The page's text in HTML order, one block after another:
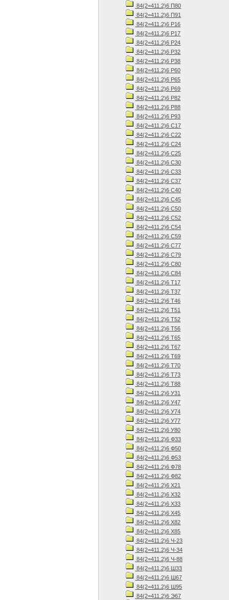
84(2=411.2)6 П80
84(2=411.2)6 П91
84(2=411.2)6 Р16
84(2=411.2)6 Р17
84(2=411.2)6 Р24
84(2=411.2)6 Р32
84(2=411.2)6 Р38
84(2=411.2)6 Р60
84(2=411.2)6 Р65
84(2=411.2)6 Р69
84(2=411.2)6 Р82
84(2=411.2)6 Р88
84(2=411.2)6 Р93
84(2=411.2)6 С17
84(2=411.2)6 С22
84(2=411.2)6 С24
84(2=411.2)6 С25
84(2=411.2)6 С30
84(2=411.2)6 С33
84(2=411.2)6 С37
84(2=411.2)6 С40
84(2=411.2)6 С45
84(2=411.2)6 С50
84(2=411.2)6 С52
84(2=411.2)6 С54
84(2=411.2)6 С59
84(2=411.2)6 С77
84(2=411.2)6 С79
84(2=411.2)6 С80
84(2=411.2)6 С84
84(2=411.2)6 Т17
84(2=411.2)6 Т37
84(2=411.2)6 Т46
84(2=411.2)6 Т51
84(2=411.2)6 Т52
84(2=411.2)6 Т56
84(2=411.2)6 Т65
84(2=411.2)6 Т67
84(2=411.2)6 Т69
84(2=411.2)6 Т70
84(2=411.2)6 Т73
84(2=411.2)6 Т88
84(2=411.2)6 У31
84(2=411.2)6 У47
84(2=411.2)6 У74
84(2=411.2)6 У77
84(2=411.2)6 У80
84(2=411.2)6 Ф33
84(2=411.2)6 Ф50
84(2=411.2)6 Ф53
84(2=411.2)6 Ф78
84(2=411.2)6 Ф82
84(2=411.2)6 Х21
84(2=411.2)6 Х32
84(2=411.2)6 Х33
84(2=411.2)6 Х45
84(2=411.2)6 Х82
84(2=411.2)6 Х85
84(2=411.2)6 Ч-23
84(2=411.2)6 Ч-34
84(2=411.2)6 Ч-88
84(2=411.2)6 Ш33
84(2=411.2)6 Ш67
84(2=411.2)6 Ш95
84(2=411.2)6 Э67